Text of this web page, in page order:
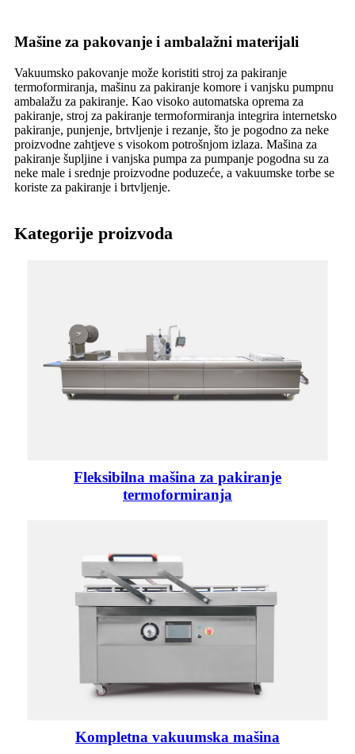
Mašine za pakovanje i ambalažni materijali
Vakuumsko pakovanje može koristiti stroj za pakiranje
termoformiranja, mašinu za pakiranje komore i vanjsku pumpnu
ambalažu za pakiranje. Kao visoko automatska oprema za
pakiranje, stroj za pakiranje termoformiranja integrira internetsko
pakiranje, punjenje, brtvljenje i rezanje, što je pogodno za neke
proizvodne zahtjeve s visokom potrošnjom izlaza. Mašina za
pakiranje šupljine i vanjska pumpa za pumpanje pogodna su za
neke male i srednje proizvodne poduzeće, a vakuumske torbe se
koriste za pakiranje i brtvljenje.
Kategorije proizvoda
Fleksibilna mašina za pakiranje
termoformiranja
Kompletna vakuumska mašina